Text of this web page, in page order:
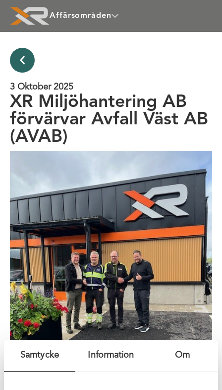
Samtycke Information Om
Affärsområden
3 Oktober 2025
XR Miljöhantering AB
förvärvar Avfall Väst AB
(AVAB)